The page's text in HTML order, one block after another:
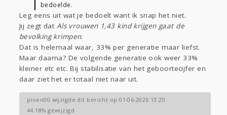
bedoelde.
Leg eens uit wat je bedoelt want ik snap het niet.
Jij zegt dat Als vrouwen 1,43 kind krijgen gaat de
bevolking krimpen.
Dat is helemaal waar, 33% per generatie maar liefst.
Maar daarna? De volgende generatie ook weer 33%
kleiner etc etc. Bij stabilisatie van het geboortecijfer en
daar ziet het er totaal niet naar uit.
pioen00 wijzigde dit bericht op 01-06-2026 13:20
44.18% gewijzigd